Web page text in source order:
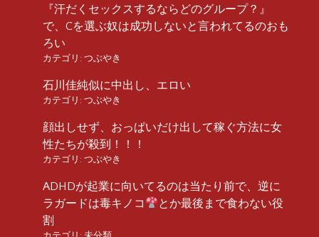
『汗だくセックスするならどのグループ？』
で、Cを選ぶ奴は成功しないと言われてるのおも
ろい
カテゴリ: つぶやき
石川佳純似に中出し、エロい
カテゴリ: つぶやき
顔出しせず、おっぱいだけ出して稼ぐ方法に女
性たちが殺到！！！
カテゴリ: つぶやき
ADHDが起業に向いてるのは当たり前で、逆に
ラガードは毒キノコ
とか最後まで食わない役
割